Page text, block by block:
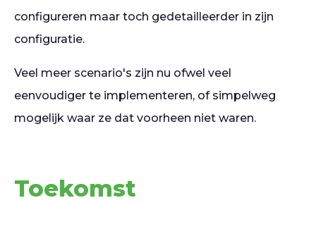
configureren maar toch gedetailleerder in zijn
configuratie.
Veel meer scenario's zijn nu ofwel veel
eenvoudiger te implementeren, of simpelweg
mogelijk waar ze dat voorheen niet waren.
Toekomst